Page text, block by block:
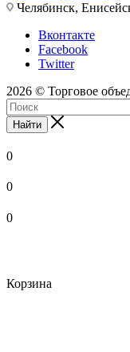
Челябинск,
Вконтакте
Facebook
Twitter
2026 © Торговое
Найти
0
0
0
Корзина